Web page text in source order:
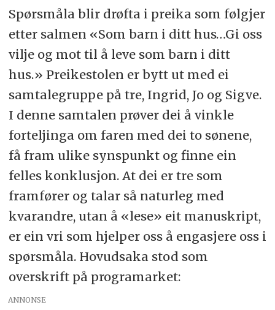
Spørsmåla blir drøfta i preika som følgjer
etter salmen «Som barn i ditt hus…Gi oss
vilje og mot til å leve som barn i ditt
hus.» Preikestolen er bytt ut med ei
samtalegruppe på tre, Ingrid, Jo og Sigve.
I denne samtalen prøver dei å vinkle
forteljinga om faren med dei to sønene,
få fram ulike synspunkt og finne ein
felles konklusjon. At dei er tre som
framfører og talar så naturleg med
kvarandre, utan å «lese» eit manuskript,
er ein vri som hjelper oss å engasjere oss i
spørsmåla. Hovudsaka stod som
overskrift på programarket:
ANNONSE